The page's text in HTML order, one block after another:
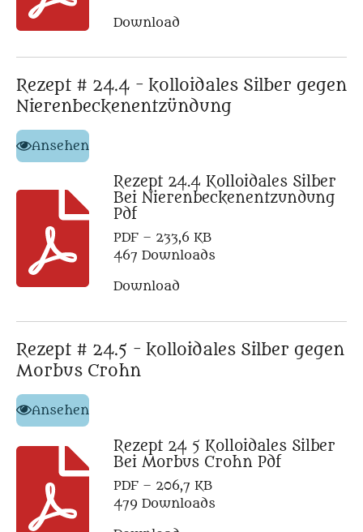
Download
Rezept # 24.4 - kolloidales Silber gegen
Nierenbeckenentzündung
Ansehen
Rezept 24.4 Kolloidales Silber
Bei Nierenbeckenentzundung
Pdf
PDF – 233,6 KB
467 Downloads
Download
Rezept # 24.5 - kolloidales Silber gegen
Morbus Crohn
Ansehen
Rezept 24 5 Kolloidales Silber
Bei Morbus Crohn Pdf
PDF – 206,7 KB
479 Downloads